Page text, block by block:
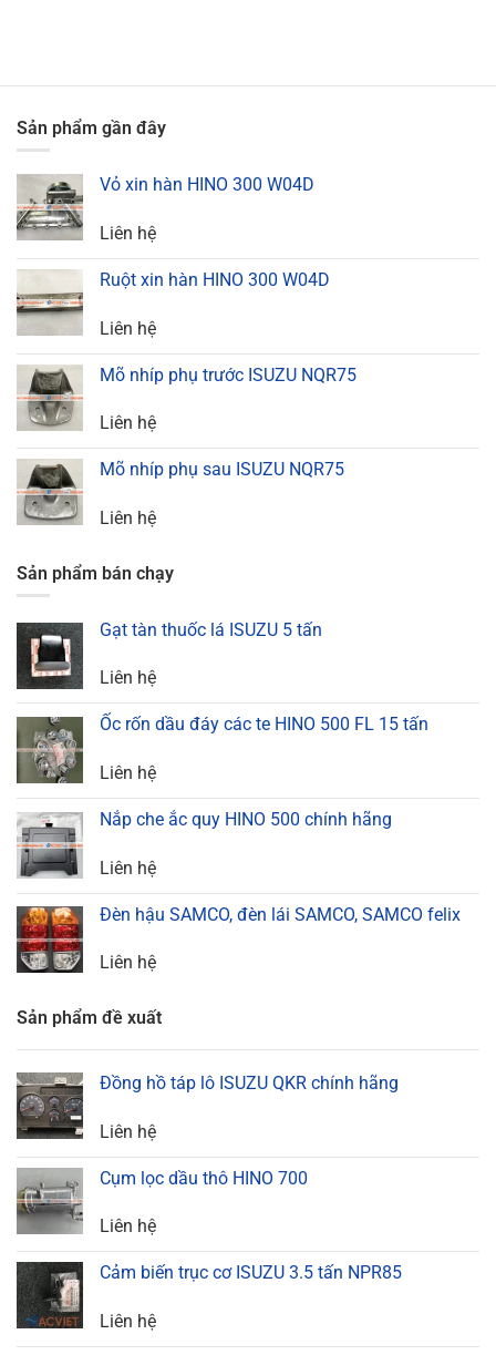
Sản phẩm gần đây
Vỏ xin hàn HINO 300 W04D
Liên hệ
Ruột xin hàn HINO 300 W04D
Liên hệ
Mõ nhíp phụ trước ISUZU NQR75
Liên hệ
Mõ nhíp phụ sau ISUZU NQR75
Liên hệ
Sản phẩm bán chạy
Gạt tàn thuốc lá ISUZU 5 tấn
Liên hệ
Ốc rốn dầu đáy các te HINO 500 FL 15 tấn
Liên hệ
Nắp che ắc quy HINO 500 chính hãng
Liên hệ
Đèn hậu SAMCO, đèn lái SAMCO, SAMCO felix
Liên hệ
Sản phẩm đề xuất
Đồng hồ táp lô ISUZU QKR chính hãng
Liên hệ
Cụm lọc dầu thô HINO 700
Liên hệ
Cảm biến trục cơ ISUZU 3.5 tấn NPR85
Liên hệ